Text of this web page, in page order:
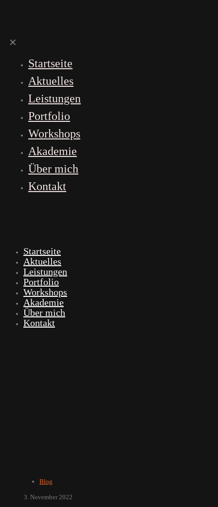
✕
Startseite
Aktuelles
Leistungen
Portfolio
Workshops
Akademie
Über mich
Kontakt
Startseite
Aktuelles
Leistungen
Portfolio
Workshops
Akademie
Über mich
Kontakt
Blog
3. November 2022